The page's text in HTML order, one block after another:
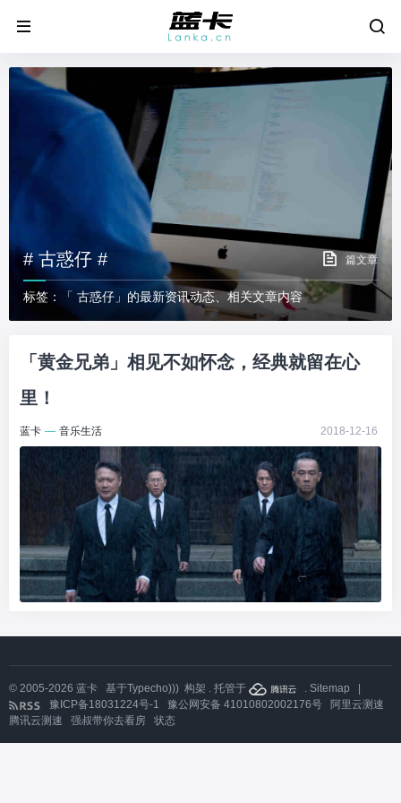
# 古惑仔 # 篇文章
标签：「 古惑仔」的最新资讯动态、相关文章内容
「黄金兄弟」相见不如怀念，经典就留在心
里！
蓝卡 — 音乐生活 2018-12-16
© 2005-2026 蓝卡 基于Typecho))) 构架 . 托管于 . Sitemap
豫ICP备18031224号-1
豫公网安备 41010802002176号
阿里云测速
腾讯云测速
强叔带你去看房 状态